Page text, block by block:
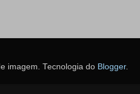
imagem. Tecnologia do Blogger.